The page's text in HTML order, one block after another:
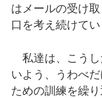
はメールの受け
口を考え続けてい
私達は、こうし
いよう、うわべ
ための訓練を繰